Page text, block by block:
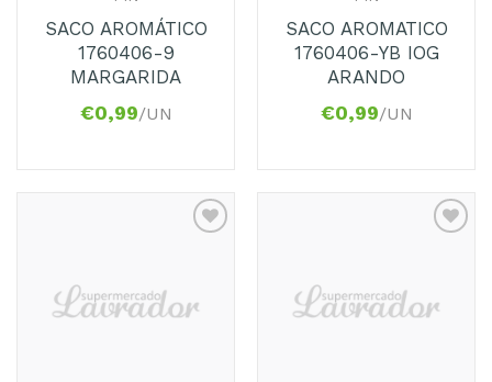
SACO AROMÁTICO
1760406-9
MARGARIDA
€0,99/UN
SACO AROMATICO
1760406-YB IOG
ARANDO
€0,99/UN
Favoritos
Favoritos